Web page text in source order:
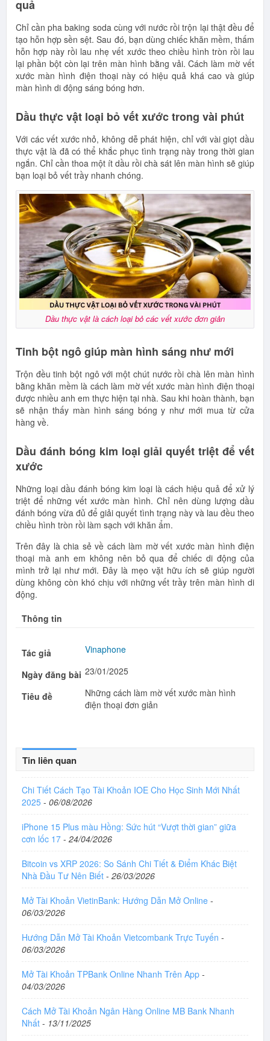
quả
Chỉ cần pha baking soda cùng với nước rồi trộn lại thật đều để
tạo hỗn hợp sền sệt. Sau đó, bạn dùng chiếc khăn mềm, thấm
hỗn hợp này rồi lau nhẹ vết xước theo chiều hình tròn rồi lau
lại phần bột còn lại trên màn hình bằng vải. Cách làm mờ vết
xước màn hình điện thoại này có hiệu quả khá cao và giúp
màn hình di động sáng bóng hơn.
Dầu thực vật loại bỏ vết xước trong vài phút
Với các vết xước nhỏ, không dễ phát hiện, chỉ với vài giọt dầu
thực vật là đã có thể khắc phục tình trạng này trong thời gian
ngắn. Chỉ cần thoa một ít dầu rồi chà sát lên màn hình sẽ giúp
bạn loại bỏ vết trầy nhanh chóng.
Dầu thực vật là cách loại bỏ các vết xước đơn giản
Tinh bột ngô giúp màn hình sáng như mới
Trộn đều tinh bột ngô với một chút nước rồi chà lên màn hình
bằng khăn mềm là cách làm mờ vết xước màn hình điện thoại
được nhiều anh em thực hiện tại nhà. Sau khi hoàn thành, bạn
sẽ nhận thấy màn hình sáng bóng y như mới mua từ cửa
hàng về.
Dầu đánh bóng kim loại giải quyết triệt để vết
xước
Những loại dầu đánh bóng kim loại là cách hiệu quả để xử lý
triệt để những vết xước màn hình. Chỉ nên dùng lượng dầu
đánh bóng vừa đủ để giải quyết tình trạng này và lau đều theo
chiều hình tròn rồi làm sạch với khăn ẩm.
Trên đây là chia sẻ về cách làm mờ vết xước màn hình điện
thoại mà anh em không nên bỏ qua để chiếc di động của
mình trở lại như mới. Đây là mẹo vặt hữu ích sẽ giúp người
dùng không còn khó chịu với những vết trầy trên màn hình di
động.
Thông tin
Tác giả Vinaphone
Ngày đăng bài 23/01/2025
Tiêu đề
Những cách làm mờ vết xước màn hình
điện thoại đơn giản
Tin liên quan
Chi Tiết Cách Tạo Tài Khoản IOE Cho Học Sinh Mới Nhất
2025 - 06/08/2026
iPhone 15 Plus màu Hồng: Sức hút “Vượt thời gian” giữa
cơn lốc 17 - 24/04/2026
Bitcoin vs XRP 2026: So Sánh Chi Tiết & Điểm Khác Biệt
Nhà Đầu Tư Nên Biết - 26/03/2026
Mở Tài Khoản VietinBank: Hướng Dẫn Mở Online -
06/03/2026
Hướng Dẫn Mở Tài Khoản Vietcombank Trực Tuyến -
06/03/2026
Mở Tài Khoản TPBank Online Nhanh Trên App -
04/03/2026
Cách Mở Tài Khoản Ngân Hàng Online MB Bank Nhanh
Nhất - 13/11/2025